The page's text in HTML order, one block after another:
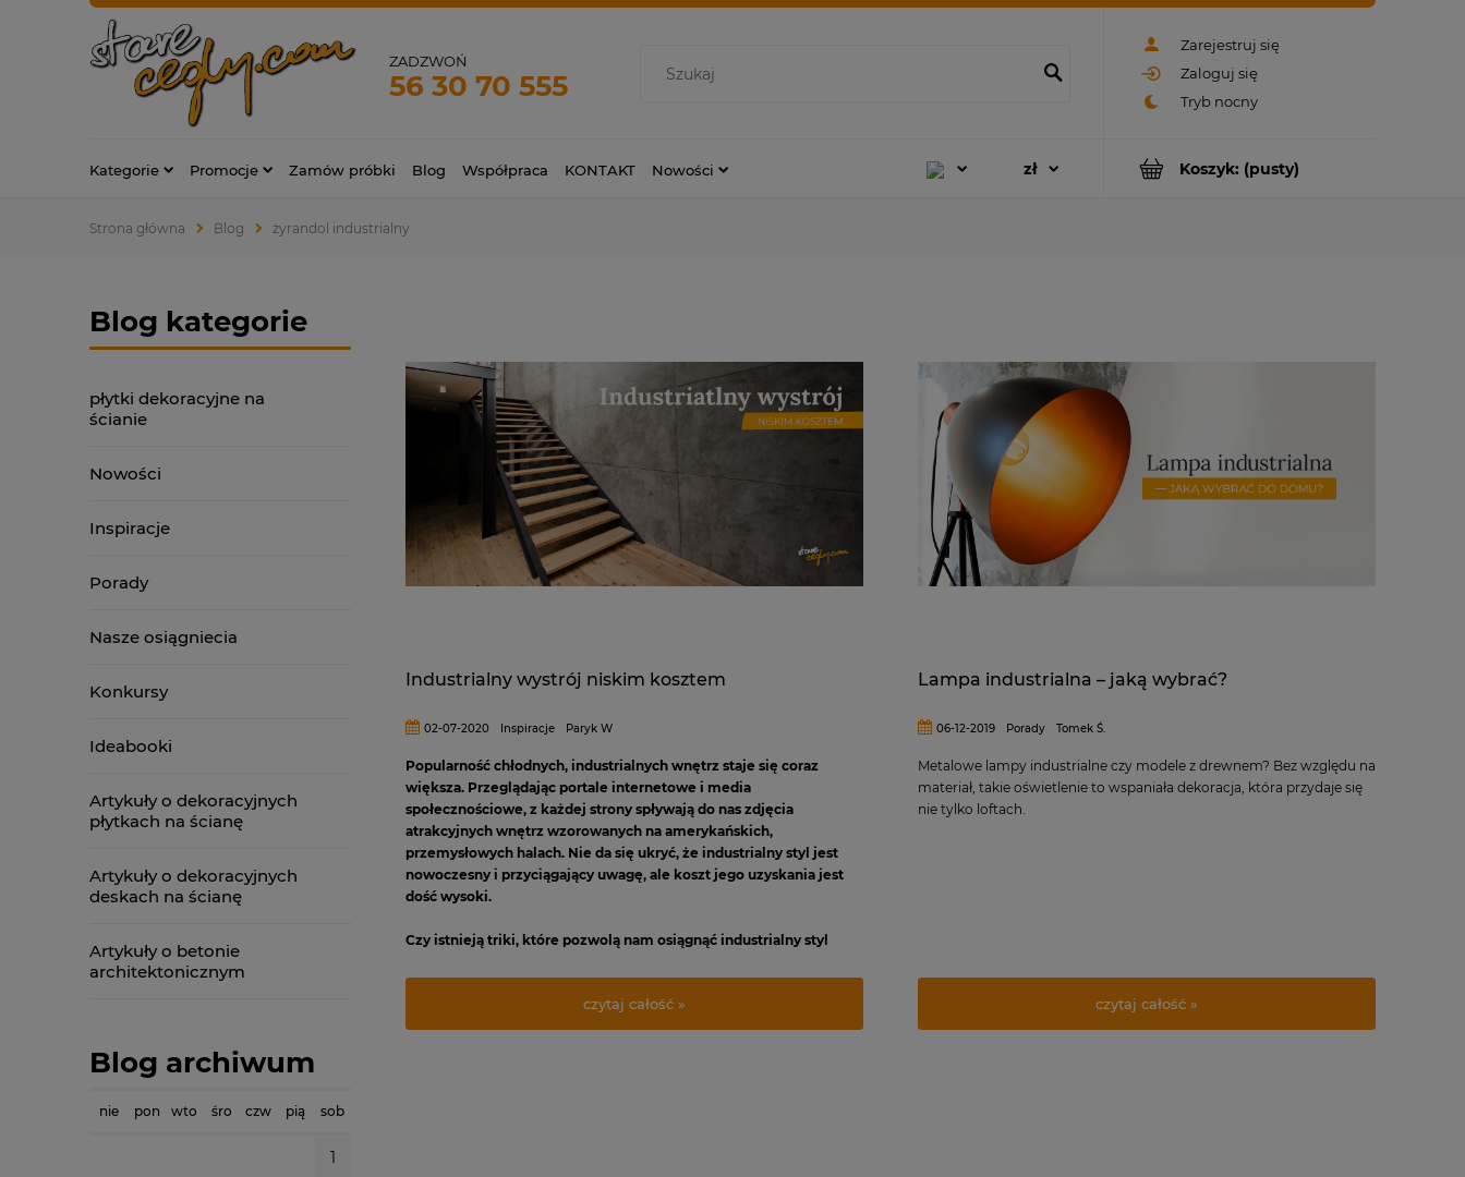
Zarejestruj się
Zaloguj się
ZADZWOŃ
56 30 70 555
Koszyk: (pusty)
Kategorie Promocje Zamów próbki Blog Współpraca KONTAKT Nowości
Strona główna Blog żyrandol industrialny
Blog kategorie
płytki dekoracyjne na
ścianie
Nowości
Inspiracje
Porady
Nasze osiągniecia
Konkursy
Ideabooki
Artykuły o dekoracyjnych
płytkach na ścianę
Artykuły o dekoracyjnych
deskach na ścianę
Artykuły o betonie
architektonicznym
Blog archiwum
nie pon wto śro czw pią sob
1
Industrialny wystrój niskim kosztem
02-07-2020 Inspiracje Paryk W
Popularność chłodnych, industrialnych wnętrz staje się coraz
większa. Przeglądając portale internetowe i media
społecznościowe, z każdej strony spływają do nas zdjęcia
atrakcyjnych wnętrz wzorowanych na amerykańskich,
przemysłowych halach. Nie da się ukryć, że industrialny styl jest
nowoczesny i przyciągający uwagę, ale koszt jego uzyskania jest
dość wysoki.
Czy istnieją triki, które pozwolą nam osiągnąć industrialny styl
czytaj całość »
Lampa industrialna – jaką wybrać?
06-12-2019 Porady Tomek Ś.
Metalowe lampy industrialne czy modele z drewnem? Bez względu na
materiał, takie oświetlenie to wspaniała dekoracja, która przydaje się
nie tylko loftach.
czytaj całość »